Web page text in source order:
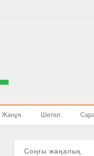
Жанұя Шетел
Соңғы жаңалық